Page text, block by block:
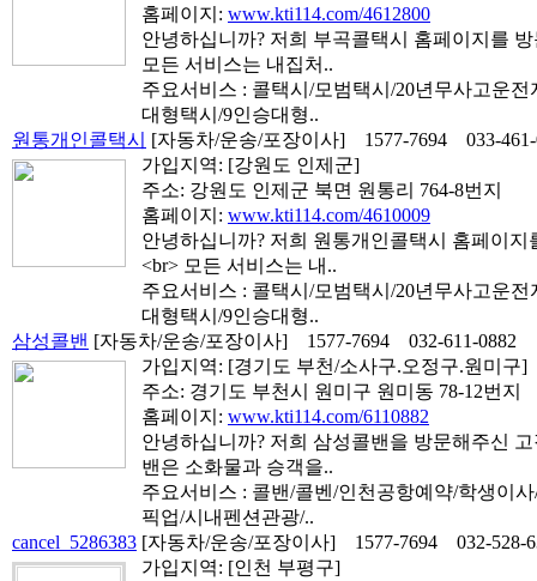
홈페이지: www.kti114.com/4612800
안녕하십니까? 저희 부곡콜택시 홈페이지를
모든 서비스는 내집처..
주요서비스 : 콜택시/모범택시/20년무사고운
대형택시/9인승대형..
원통개인콜택시
[자동차/운송/포장이사] 1577-7694
033-
가입지역: [강원도 인제군]
주소: 강원도 인제군 북면 원통리 764-8번지
홈페이지: www.kti114.com/4610009
안녕하십니까? 저희 원통개인콜택시 홈페이
<br> 모든 서비스는 내..
주요서비스 : 콜택시/모범택시/20년무사고운
대형택시/9인승대형..
삼성콜밴 [자동차/운송/포장이사] 1577-7694
032-611-0882
가입지역: [경기도 부천/소사구.오정구.원미구]
주소: 경기도 부천시 원미구 원미동 78-12번지
홈페이지: www.kti114.com/6110882
안녕하십니까? 저희 삼성콜밴을 방문해주신
밴은 소화물과 승객을..
주요서비스 : 콜밴/콜벤/인천공항예약/학생이
픽업/시내펜션관광/..
cancel_5286383 [자동차/운송/포장이사] 1577-7694
032-528-
가입지역: [인천 부평구]